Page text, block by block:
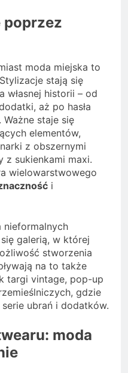
poprzez
moda miejska to
stają się
własnej historii – od
aż po hasła
staje się
elementów,
z obszernymi
z sukienkami maxi.
wielowarstwowego
i
nieformalnych
galerią, w której
stworzenia
na to także
targi vintage, pop-up
gdzie
ubrań i dodatków.
moda